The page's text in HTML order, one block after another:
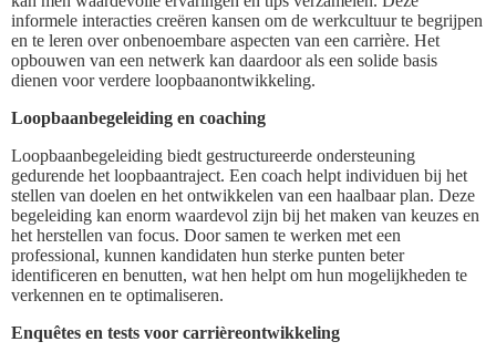
informele interacties creëren kansen om de werkcultuur te begrijpen
en te leren over onbenoembare aspecten van een carrière. Het
opbouwen van een netwerk kan daardoor als een solide basis
dienen voor verdere loopbaanontwikkeling.
Loopbaanbegeleiding en coaching
Loopbaanbegeleiding biedt gestructureerde ondersteuning
gedurende het loopbaantraject. Een coach helpt individuen bij het
stellen van doelen en het ontwikkelen van een haalbaar plan. Deze
begeleiding kan enorm waardevol zijn bij het maken van keuzes en
het herstellen van focus. Door samen te werken met een
professional, kunnen kandidaten hun sterke punten beter
identificeren en benutten, wat hen helpt om hun mogelijkheden te
verkennen en te optimaliseren.
Enquêtes en tests voor carrièreontwikkeling